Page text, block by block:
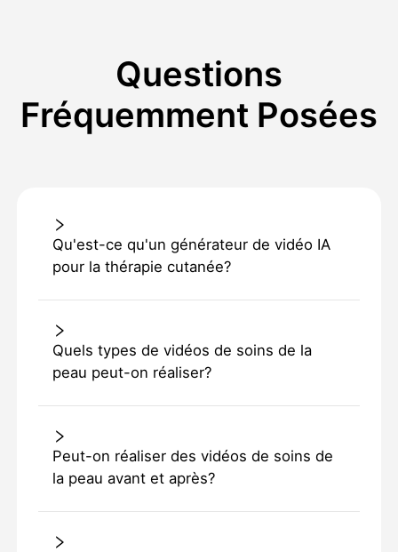
Questions
Fréquemment Posées
Qu'est-ce qu'un générateur de vidéo IA
pour la thérapie cutanée?
Quels types de vidéos de soins de la
peau peut-on réaliser?
Peut-on réaliser des vidéos de soins de
la peau avant et après?